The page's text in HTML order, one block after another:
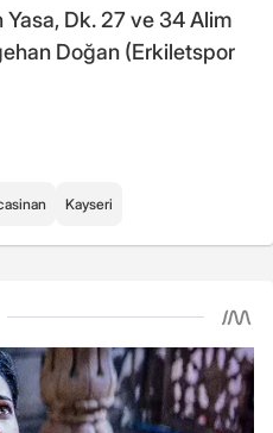
Dk. 27 ve 34 Alim
Doğan (Erkiletspor
Kayseri